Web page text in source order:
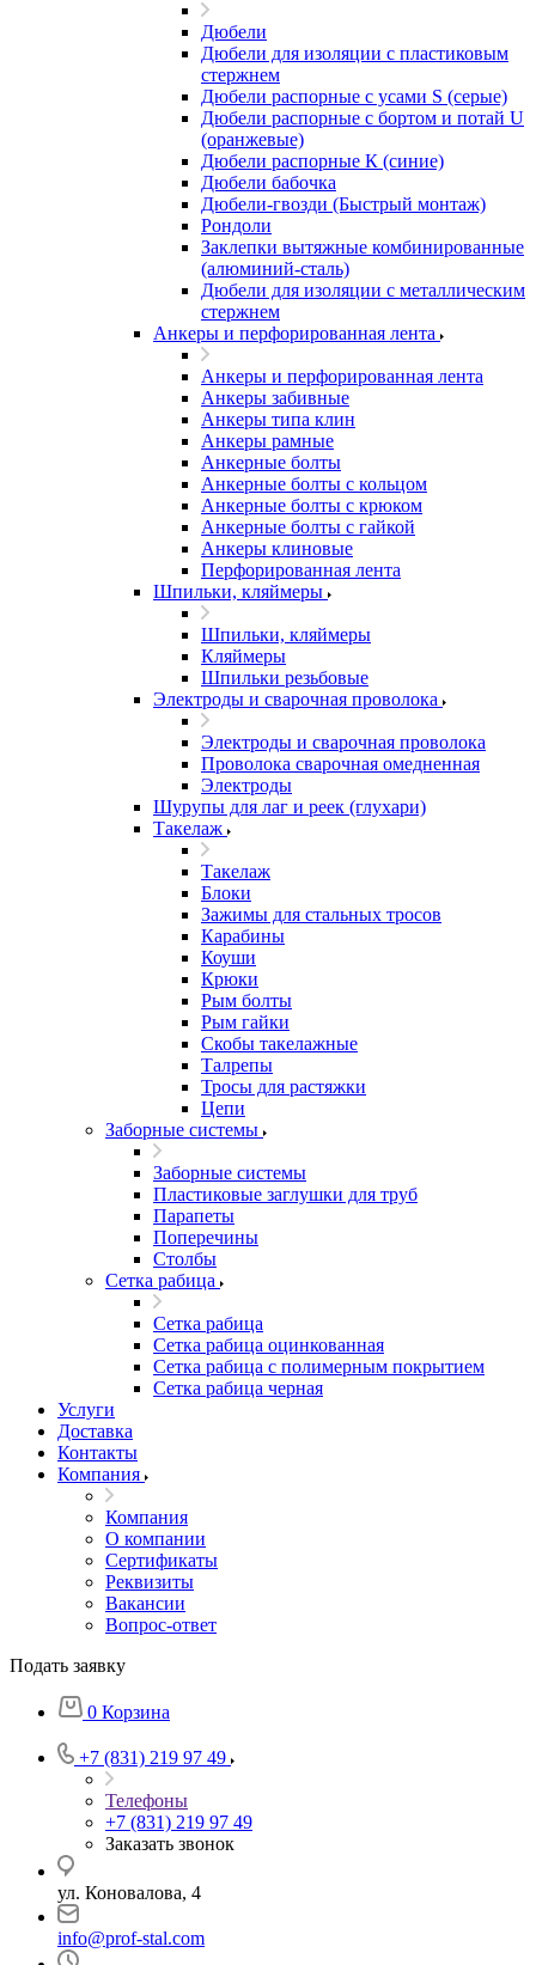
Дюбели
Дюбели для изоляции с пластиковым
стержнем
Дюбели распорные с усами S (серые)
Дюбели распорные c бортом и потай U
(оранжевые)
Дюбели распорные К (синие)
Дюбели бабочка
Дюбели-гвозди (Быстрый монтаж)
Рондоли
Заклепки вытяжные комбинированные
(алюминий-сталь)
Дюбели для изоляции с металлическим
стержнем
Анкеры и перфорированная лента
Анкеры и перфорированная лента
Анкеры забивные
Анкеры типа клин
Анкеры рамные
Анкерные болты
Анкерные болты с кольцом
Анкерные болты с крюком
Анкерные болты с гайкой
Анкеры клиновые
Перфорированная лента
Шпильки, кляймеры
Шпильки, кляймеры
Кляймеры
Шпильки резьбовые
Электроды и сварочная проволока
Электроды и сварочная проволока
Проволока сварочная омедненная
Электроды
Шурупы для лаг и реек (глухари)
Такелаж
Такелаж
Блоки
Зажимы для стальных тросов
Карабины
Коуши
Крюки
Рым болты
Рым гайки
Скобы такелажные
Талрепы
Тросы для растяжки
Цепи
Заборные системы
Заборные системы
Пластиковые заглушки для труб
Парапеты
Поперечины
Столбы
Сетка рабица
Сетка рабица
Сетка рабица оцинкованная
Сетка рабица с полимерным покрытием
Сетка рабица черная
Услуги
Доставка
Контакты
Компания
Компания
О компании
Сертификаты
Реквизиты
Вакансии
Вопрос-ответ
Подать заявку
0 Корзина
+7 (831) 219 97 49
Телефоны
+7 (831) 219 97 49
Заказать звонок
ул. Коновалова, 4
info@prof-stal.com